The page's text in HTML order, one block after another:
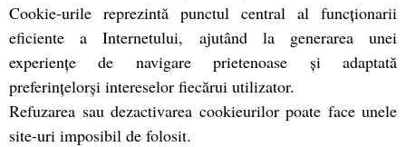
Cookie-urile reprezintă punctul central al funcţionarii
eficiente a Internetului, ajutând la generarea unei
experienţe de navigare prietenoase şi adaptată
preferinţelorşi intereselor fiecărui utilizator.
Refuzarea sau dezactivarea cookieurilor poate face unele
site-uri imposibil de folosit.